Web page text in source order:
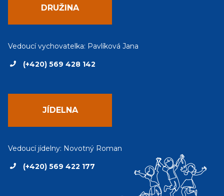
DRUŽINA
Vedoucí vychovatelka: Pavlíková Jana
(+420) 569 428 142
JÍDELNA
Vedoucí jídelny: Novotný Roman
(+420) 569 422 177